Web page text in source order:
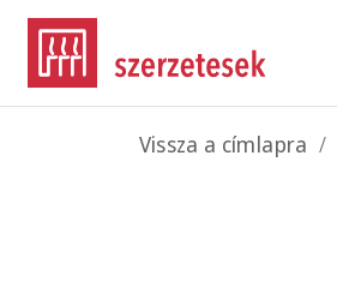
Ugrás a tartalomra
Morzsa
Vissza a címlapra